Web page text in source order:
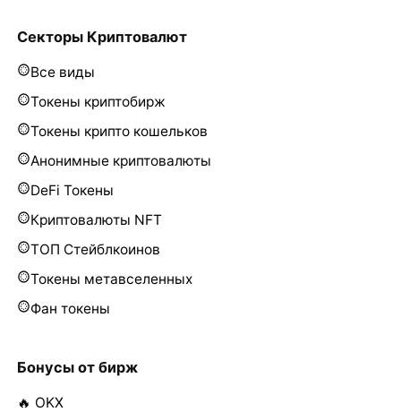
Секторы Криптовалют
Все виды
Токены криптобирж
Токены крипто кошельков
Анонимные криптовалюты
DeFi Токены
Криптовалюты NFT
ТОП Стейблкоинов
Токены метавселенных
Фан токены
Бонусы от бирж
🔥 OKX